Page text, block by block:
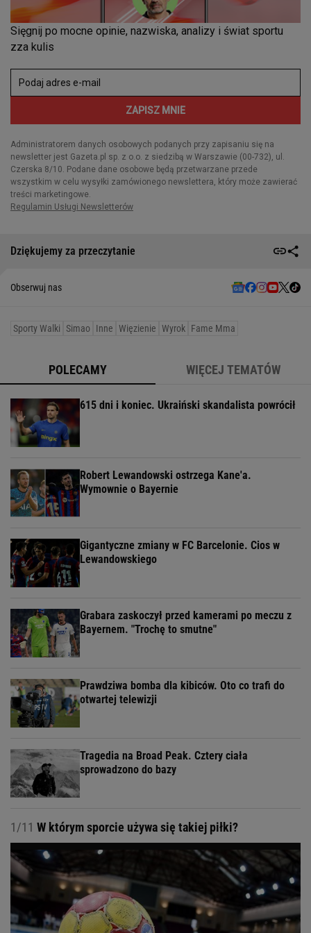
Dziękujemy za przeczytanie
Obserwuj nas
Sporty Walki Simao Inne Więzienie Wyrok Fame Mma
POLECAMY WIĘCEJ TEMATÓW
615 dni i koniec. Ukraiński skandalista powrócił
Robert Lewandowski ostrzega Kane'a.
Wymownie o Bayernie
Gigantyczne zmiany w FC Barcelonie. Cios w
Lewandowskiego
Grabara zaskoczył przed kamerami po meczu z
Bayernem. "Trochę to smutne"
Prawdziwa bomba dla kibiców. Oto co trafi do
otwartej telewizji
Tragedia na Broad Peak. Cztery ciała
sprowadzono do bazy
1/11 W którym sporcie używa się takiej piłki?